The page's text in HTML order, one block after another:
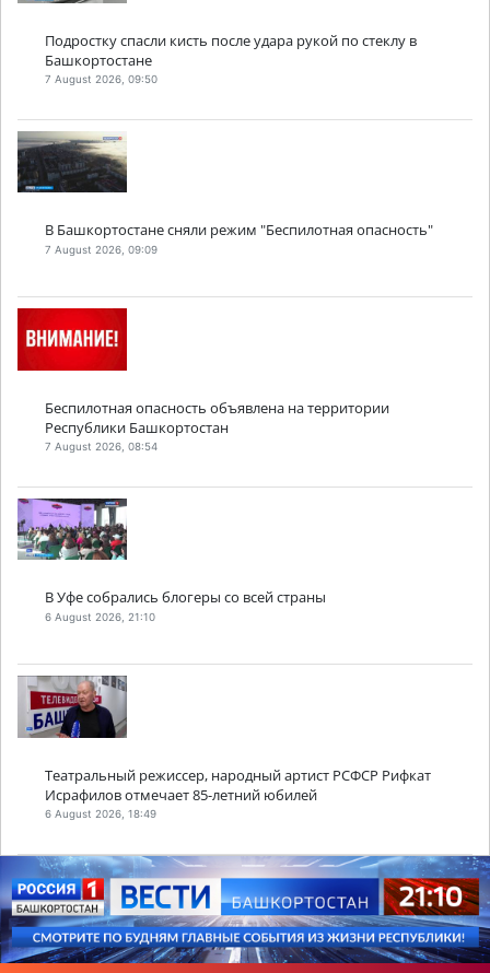
Подростку спасли кисть после удара рукой по стеклу в
Башкортостане
7 August 2026, 09:50
В Башкортостане сняли режим "Беспилотная опасность"
7 August 2026, 09:09
Беспилотная опасность объявлена на территории
Республики Башкортостан
7 August 2026, 08:54
В Уфе собрались блогеры со всей страны
6 August 2026, 21:10
Театральный режиссер, народный артист РСФСР Рифкат
Исрафилов отмечает 85-летний юбилей
6 August 2026, 18:49